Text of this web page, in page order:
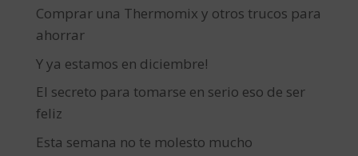
Comprar una Thermomix y otros trucos para
ahorrar
Y ya estamos en diciembre!
El secreto para tomarse en serio eso de ser
feliz
Esta semana no te molesto mucho